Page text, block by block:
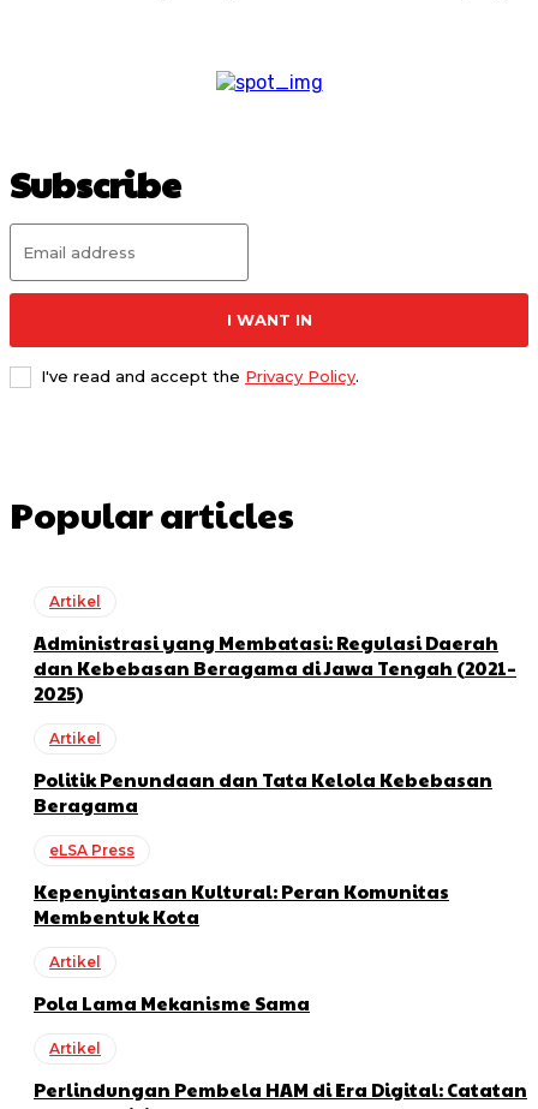
Subscribe
I WANT IN
I've read and accept the Privacy Policy.
Popular articles
Artikel
Administrasi yang Membatasi: Regulasi Daerah
dan Kebebasan Beragama di Jawa Tengah (2021–
2025)
Artikel
Politik Penundaan dan Tata Kelola Kebebasan
Beragama
eLSA Press
Kepenyintasan Kultural: Peran Komunitas
Membentuk Kota
Artikel
Pola Lama Mekanisme Sama
Artikel
Perlindungan Pembela HAM di Era Digital: Catatan